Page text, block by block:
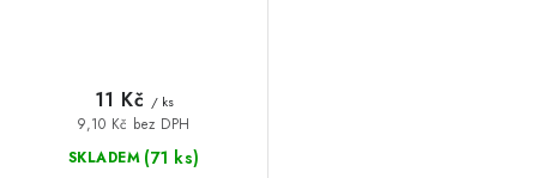
SKLADEM (71 ks)
9,10 Kč bez DPH
11 Kč / ks